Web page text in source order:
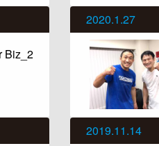
Biz_2
2020.1.27
2019.11.14